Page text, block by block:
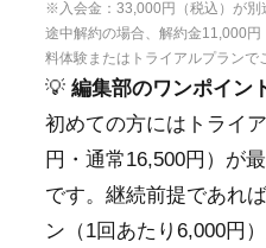
※入会金：33,000円（税込）が別
途中解約の場合、解約金11,000
料体験またはトライアルプランで
💡 編集部のワンポイン
初めての方にはトライ
円・通常16,500円）が
です。継続前提であれ
ン（1回あたり6,000円